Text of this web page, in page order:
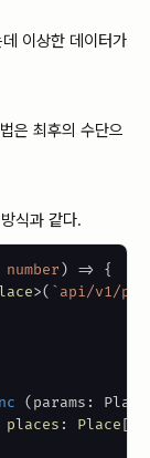
이상한 데이터가
은 최후의 수단으
식과 같다.
number) =>
{
>( `api/v1/
(params :
places : Place[